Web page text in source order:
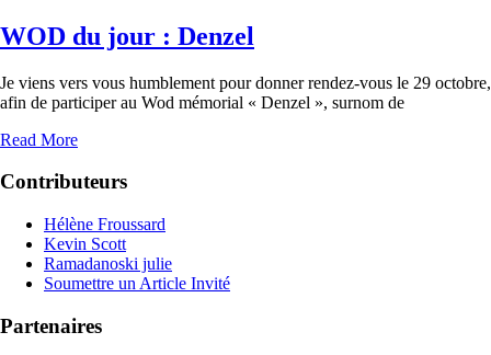
WOD du jour : Denzel
Je viens vers vous humblement pour donner rendez-vous le 29 octobre,
afin de participer au Wod mémorial « Denzel », surnom de
Read More
Contributeurs
Hélène Froussard
Kevin Scott
Ramadanoski julie
Soumettre un Article Invité
Partenaires